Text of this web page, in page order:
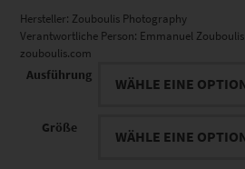
Hersteller: Zouboulis Photography
Verantwortliche Person: Emmanuel Zouboulis
zouboulis.com
Ausführung
Größe